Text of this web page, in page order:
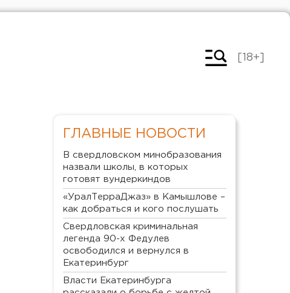
[18+]
ГЛАВНЫЕ НОВОСТИ
В свердловском минобразования
назвали школы, в которых
готовят вундеркиндов
«УралТерраДжаз» в Камышлове –
как добраться и кого послушать
Свердловская криминальная
легенда 90-х Федулев
освободился и вернулся в
Екатеринбург
Власти Екатеринбурга